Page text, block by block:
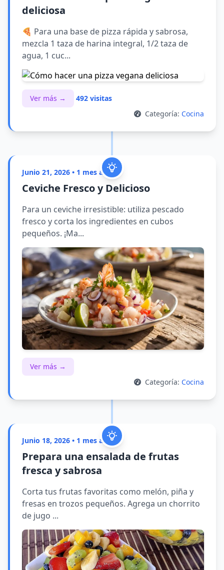
deliciosa
🍕 Para una base de pizza rápida y sabrosa,
mezcla 1 taza de harina integral, 1/2 taza de
agua, 1 cuc...
Ver más →
492 visitas
Categoría: Cocina
Junio 21, 2026 • 1 mes atrás
Ceviche Fresco y Delicioso
Para un ceviche irresistible: utiliza pescado
fresco y corta los ingredientes en cubos
pequeños. ¡Ma...
Ver más →
Categoría: Cocina
Junio 18, 2026 • 1 mes atrás
Prepara una ensalada de frutas
fresca y sabrosa
Corta tus frutas favoritas como melón, piña y
fresas en trozos pequeños. Agrega un chorrito
de jugo ...